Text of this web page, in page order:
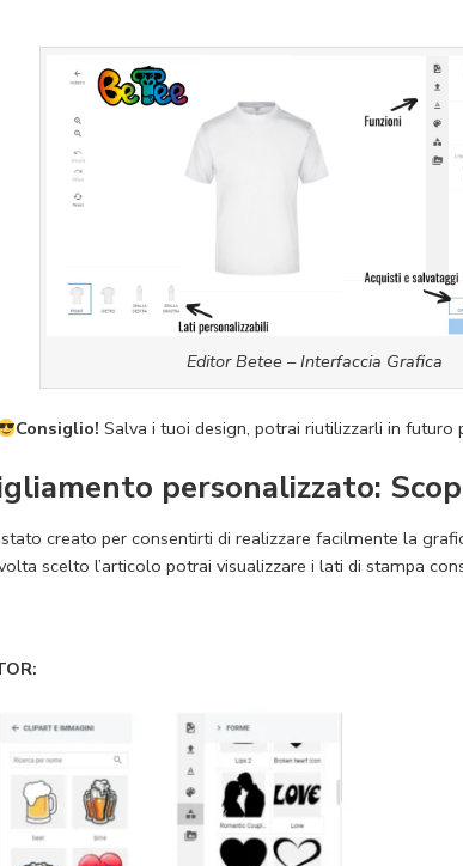
Editor Betee – Interfaccia Grafica
Consiglio!Salva i tuoi design, potrai riutilizzarli in futuro
personalizzato:
creato per consentirti di realizzare facilmente la
scelto l’articolo potrai visualizzare i lati di stampa